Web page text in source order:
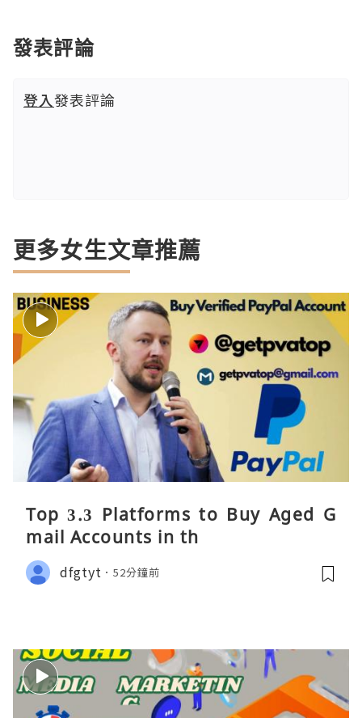
發表評論
登入發表評論
更多女生文章推薦
Top 3.3 Platforms to Buy Aged G
mail Accounts in th
dfgtyt 52分鐘前